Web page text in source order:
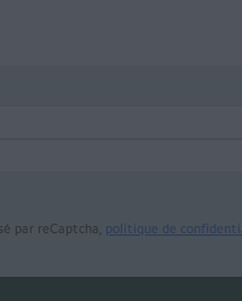
par reCaptcha, politique de